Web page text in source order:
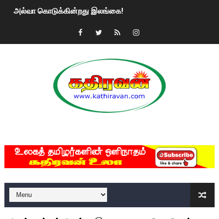
2ஆம் நாள் உக்ரைன் யுத்தம்!! எங்களைத் தனிமையில்
கதிரவன் வாசகர்களுக்கு இனிய பொங்கல் புத்தாண்டு
மகிந்த ராஜபக்சே பதவி விலக திட்டம்?
ரவுடி பேபிக்கு நடந்த தரமான சம்பவம்.. ஆபாச வீடியோக்களால்
காணாமல் போகும் பிள்ளையார்கள்!
யாழில் தமிழின தலைவர் பிரபாகரனின் பிறந்தநாளை
ஏர்போர்ட்டில் உதைத்த நபர் யார், என்ன நடந்தது?: உண்மையை
சீனா இலங்கையிடம் 8 மில்லியன் அமெரிக்க டொலர் நட்டஈடு